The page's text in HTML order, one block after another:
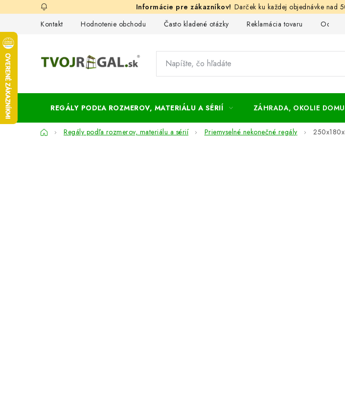
na
Darček ku každej objednávke nad
Kontakt
Hodnotenie obchodu Často kladené otázky Reklamácia tovaru
REGÁLY PODĽA ROZMEROV, MATERIÁLU A SÉRIÍ ZÁHRADA, OKOLIE DOMU
DomovRegály podľa rozmerov, materiálu a sérií Priemyselné nekonečné regály